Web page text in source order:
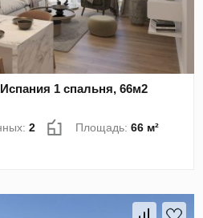
1 спальня, 66м2
2 Площадь:66 м²